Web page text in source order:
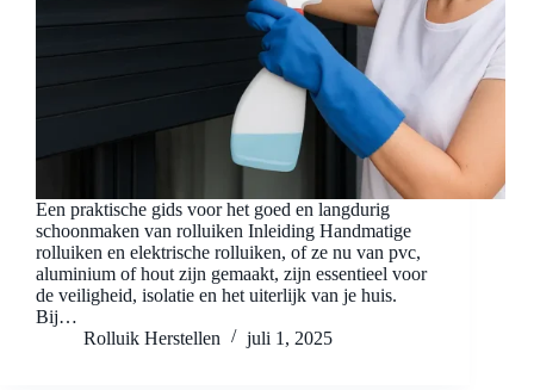
Een praktische gids voor het goed en langdurig
schoonmaken van rolluiken Inleiding Handmatige
rolluiken en elektrische rolluiken, of ze nu van pvc,
aluminium of hout zijn gemaakt, zijn essentieel voor
de veiligheid, isolatie en het uiterlijk van je huis.
Bij…
Rolluik Herstellen
juli 1, 2025